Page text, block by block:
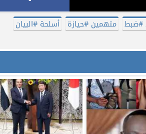
#ضبط متهمين #حيازة
أسلحة #البيان